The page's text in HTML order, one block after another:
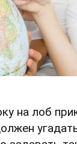
на лоб